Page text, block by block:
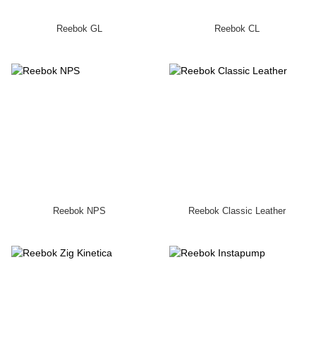
Reebok GL Reebok CL
Reebok NPS Reebok Classic Leather